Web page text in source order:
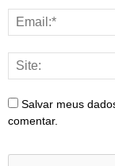
Salvar meus
comentar.